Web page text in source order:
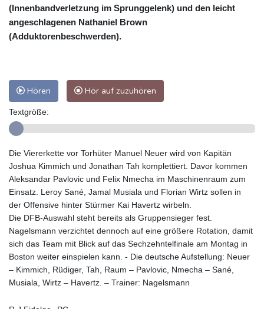
(Innenbandverletzung im Sprunggelenk) und den leicht
angeschlagenen Nathaniel Brown
(Adduktorenbeschwerden).
Hören Hör auf zuzuhören
Textgröße:
Die Viererkette vor Torhüter Manuel Neuer wird von Kapitän
Joshua Kimmich und Jonathan Tah komplettiert. Davor kommen
Aleksandar Pavlovic und Felix Nmecha im Maschinenraum zum
Einsatz. Leroy Sané, Jamal Musiala und Florian Wirtz sollen in
der Offensive hinter Stürmer Kai Havertz wirbeln.
Die DFB-Auswahl steht bereits als Gruppensieger fest.
Nagelsmann verzichtet dennoch auf eine größere Rotation, damit
sich das Team mit Blick auf das Sechzehntelfinale am Montag in
Boston weiter einspielen kann. - Die deutsche Aufstellung: Neuer
– Kimmich, Rüdiger, Tah, Raum – Pavlovic, Nmecha – Sané,
Musiala, Wirtz – Havertz. – Trainer: Nagelsmann